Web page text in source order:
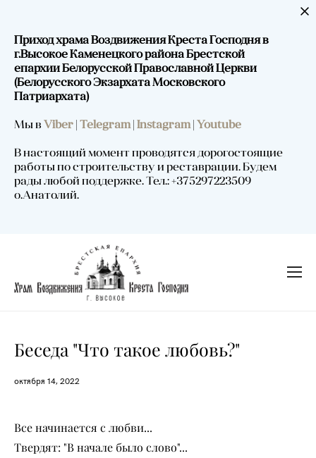
Приход храма Воздвижения Креста Господня в
г.Высокое Каменецкого района Брестской
епархии Белорусской Православной Церкви
(Белорусского Экзархата Московского
Патриархата)
Мы в Viber | Telegram| Instagram| Youtube
В настоящий момент проводятся дорогостоящие
работы по строительству и реставрации. Будем
рады любой поддержке. Тел.: +375297223509
о.Анатолий.
Беседа "Что такое любовь?"
октября 14, 2022
Все начинается с любви...
Твердят: "В начале было слово"...